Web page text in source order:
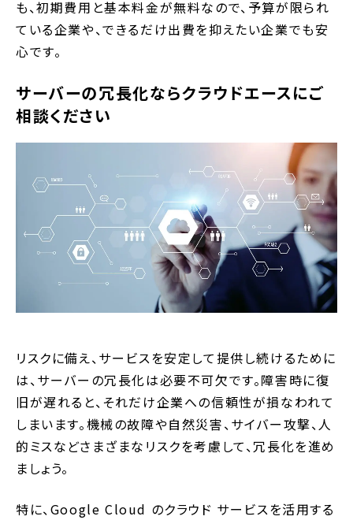
も、初期費用と基本料金が無料なので、予算が限られ
ている企業や、できるだけ出費を抑えたい企業でも安
心です。
サーバーの冗長化ならクラウドエースにご
相談ください
リスクに備え、サービスを安定して提供し続けるために
は、サーバーの冗長化は必要不可欠です。障害時に復
旧が遅れると、それだけ企業への信頼性が損なわれて
しまいます。機械の故障や自然災害、サイバー攻撃、人
的ミスなどさまざまなリスクを考慮して、冗長化を進め
ましょう。
特に、Google Cloud のクラウド サービスを活用する